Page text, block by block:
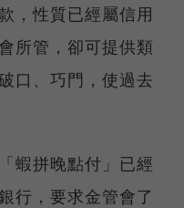
，性質已經屬信用
所管，卻可提供類
口、巧門，使過去
蝦拼晚點付」已經
行，要求金管會了